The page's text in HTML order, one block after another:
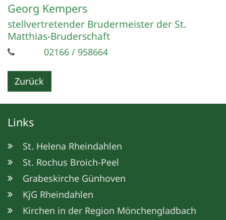
Georg Kempers
stellvertretender Brudermeister der St.
Matthias-Bruderschaft
02166 / 958664
Zurück
Links
St. Helena Rheindahlen
St. Rochus Broich-Peel
Grabeskirche Günhoven
KjG Rheindahlen
Kirchen in der Region Mönchengladbach